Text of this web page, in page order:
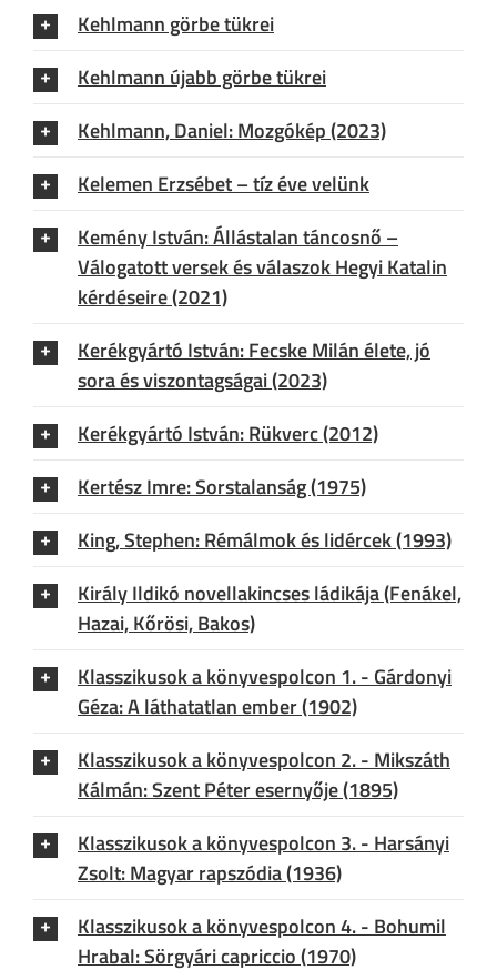
Kehlmann görbe tükrei
Kehlmann újabb görbe tükrei
Kehlmann, Daniel: Mozgókép (2023)
Kelemen Erzsébet – tíz éve velünk
Kemény István: Állástalan táncosnő –
Válogatott versek és válaszok Hegyi Katalin
kérdéseire (2021)
Kerékgyártó István: Fecske Milán élete, jó
sora és viszontagságai (2023)
Kerékgyártó István: Rükverc (2012)
Kertész Imre: Sorstalanság (1975)
King, Stephen: Rémálmok és lidércek (1993)
Király Ildikó novellakincses ládikája (Fenákel,
Hazai, Kőrösi, Bakos)
Klasszikusok a könyvespolcon 1. - Gárdonyi
Géza: A láthatatlan ember (1902)
Klasszikusok a könyvespolcon 2. - Mikszáth
Kálmán: Szent Péter esernyője (1895)
Klasszikusok a könyvespolcon 3. - Harsányi
Zsolt: Magyar rapszódia (1936)
Klasszikusok a könyvespolcon 4. - Bohumil
Hrabal: Sörgyári capriccio (1970)